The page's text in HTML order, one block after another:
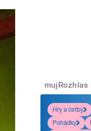
mujRozhlas
Hry a četby
Pohádky